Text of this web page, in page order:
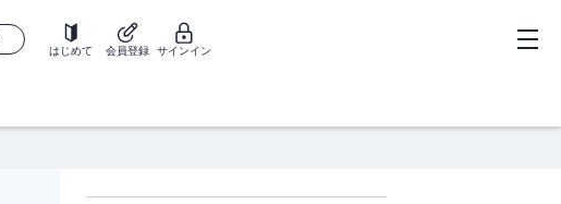
はじめて 会員登録 サインイン